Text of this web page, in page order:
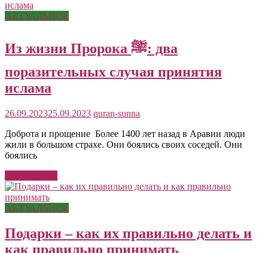
АКТУАЛЬНОЕ
Из жизни Пророка ﷺ: два
поразительных случая принятия
ислама
26.09.202325.09.2023 quran-sunna
Доброта и прощение Более 1400 лет назад в Аравии люди
жили в большом страхе. Они боялись своих соседей. Они
боялись
АКТУАЛЬНОЕ
Подарки – как их правильно делать и
как правильно принимать